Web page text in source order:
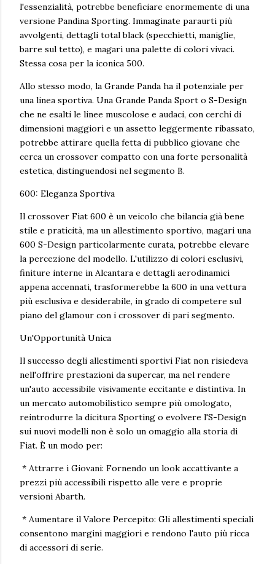
l'essenzialità, potrebbe beneficiare enormemente di una
versione Pandina Sporting. Immaginate paraurti più
avvolgenti, dettagli total black (specchietti, maniglie,
barre sul tetto), e magari una palette di colori vivaci.
Stessa cosa per la iconica 500.
Allo stesso modo, la Grande Panda ha il potenziale per
una linea sportiva. Una Grande Panda Sport o S-Design
che ne esalti le linee muscolose e audaci, con cerchi di
dimensioni maggiori e un assetto leggermente ribassato,
potrebbe attirare quella fetta di pubblico giovane che
cerca un crossover compatto con una forte personalità
estetica, distinguendosi nel segmento B.
600: Eleganza Sportiva
Il crossover Fiat 600 è un veicolo che bilancia già bene
stile e praticità, ma un allestimento sportivo, magari una
600 S-Design particolarmente curata, potrebbe elevare
la percezione del modello. L'utilizzo di colori esclusivi,
finiture interne in Alcantara e dettagli aerodinamici
appena accennati, trasformerebbe la 600 in una vettura
più esclusiva e desiderabile, in grado di competere sul
piano del glamour con i crossover di pari segmento.
Un'Opportunità Unica
Il successo degli allestimenti sportivi Fiat non risiedeva
nell'offrire prestazioni da supercar, ma nel rendere
un'auto accessibile visivamente eccitante e distintiva. In
un mercato automobilistico sempre più omologato,
reintrodurre la dicitura Sporting o evolvere l'S-Design
sui nuovi modelli non è solo un omaggio alla storia di
Fiat. È un modo per:
* Attrarre i Giovani: Fornendo un look accattivante a
prezzi più accessibili rispetto alle vere e proprie
versioni Abarth.
* Aumentare il Valore Percepito: Gli allestimenti speciali
consentono margini maggiori e rendono l'auto più ricca
di accessori di serie.